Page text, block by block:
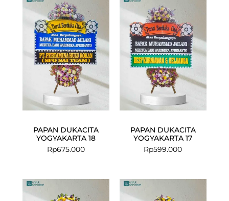
PAPAN DUKACITA
YOGYAKARTA 18
Rp675.000
PAPAN DUKACITA
YOGYAKARTA 17
Rp599.000